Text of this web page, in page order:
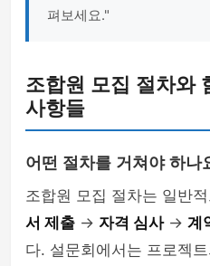
펴보세요."
조합원 모집 절차와
사항들
어떤 절차를 거쳐야 하나
조합원 모집 절차는 일반
서 제출 → 자격 심사→ 계
다. 설문회에서는 프로젝